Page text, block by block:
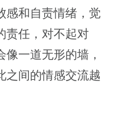
感和自责情绪，觉
责任，对不起对
一道无形的墙，
之间的情感交流越